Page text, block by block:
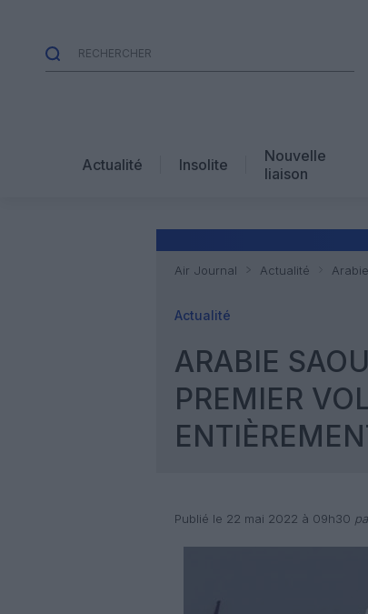
Actualité Insolite
Nouvelle
liaison
Air Journal Actualité
Actualité
ARABIE
PREMIER
Publié le 22 mai 2022 à 09h30